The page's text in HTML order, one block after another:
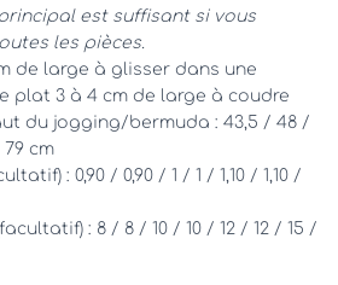
est suffisant si vous
les pièces.
de large à glisser dans une
plat 3 à 4 cm de large à coudre
du jogging/bermuda : 43,5 / 48 /
cm
: 0,90 / 0,90 / 1 / 1 / 1,10 / 1,10 /
: 8 / 8 / 10 / 10 / 12 / 12 / 15 /